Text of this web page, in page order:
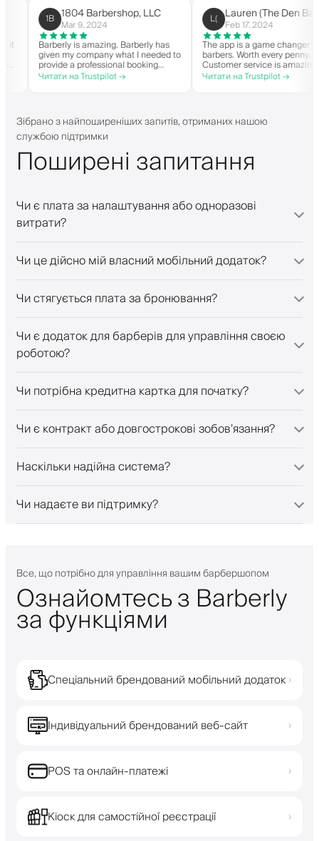
it
1B 1804 Barbershop, LLC
Mar 9, 2024
Barberly is amazing. Barberly has
given my company what I needed to
provide a professional booking
experience for my clients. Their
team has been exceptional,
Читати на Trustpilot →
L( Lauren (The Den
Feb 17, 2024
The app is a game
barbers. Worth every
Customer service is
helps with everything or
they need. Definitely
Читати на Trustpilot →
Зібрано з найпоширеніших запитів, отриманих нашою
службою підтримки
Поширені запитання
Чи є плата за налаштування або одноразові
витрати?
Чи це дійсно мій власний мобільний додаток?
Чи стягується плата за бронювання?
Чи є додаток для барберів для управління своєю
роботою?
Чи потрібна кредитна картка для початку?
Чи є контракт або довгострокові зобов’язання?
Наскільки надійна система?
Чи надаєте ви підтримку?
Все, що потрібно для управління вашим барбершопом
Ознайомтесь з Barberly
за функціями
Спеціальний брендований мобільний додаток ›
Індивідуальний брендований веб-сайт ›
POS та онлайн-платежі ›
Кіоск для самостійної реєстрації ›